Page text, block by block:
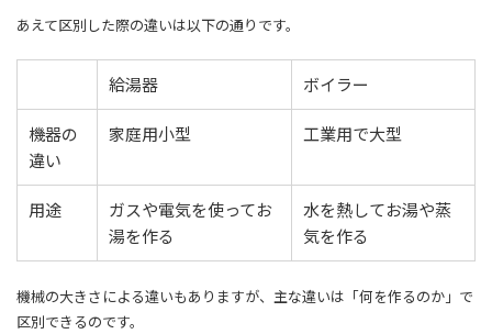
あえて区別した際の違いは以下の通りです。
給湯器 ​ボイラー
機器の
違い
​家庭用小型 工業用で大型
​用途
ガスや電気を使ってお
湯を作る
​水を熱してお湯や蒸
気を作る
機械の大きさによる違いもありますが、主な違いは「何を作るのか」で
区別できるのです。